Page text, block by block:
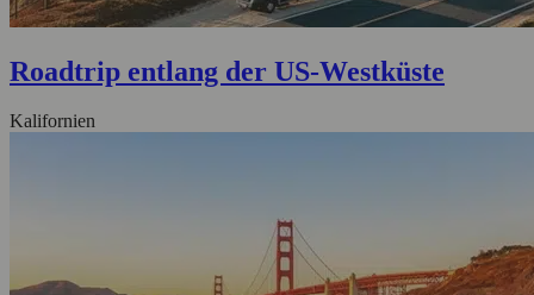
Roadtrip entlang der US-Westküste
Kalifornien